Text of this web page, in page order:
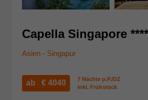
Capella Singapore
Asien - Singapur
ab €4040
7 Nächte p.P./DZ
inkl. Frühstück